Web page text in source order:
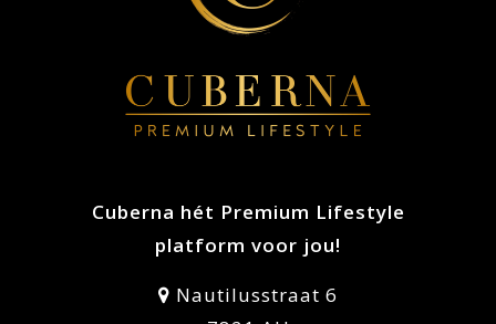
Cuberna hét Premium Lifestyle
platform voor jou!
Nautilusstraat 6